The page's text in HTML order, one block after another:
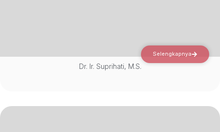
Selengkapnya
Dr. Ir. Suprihati, M.S.